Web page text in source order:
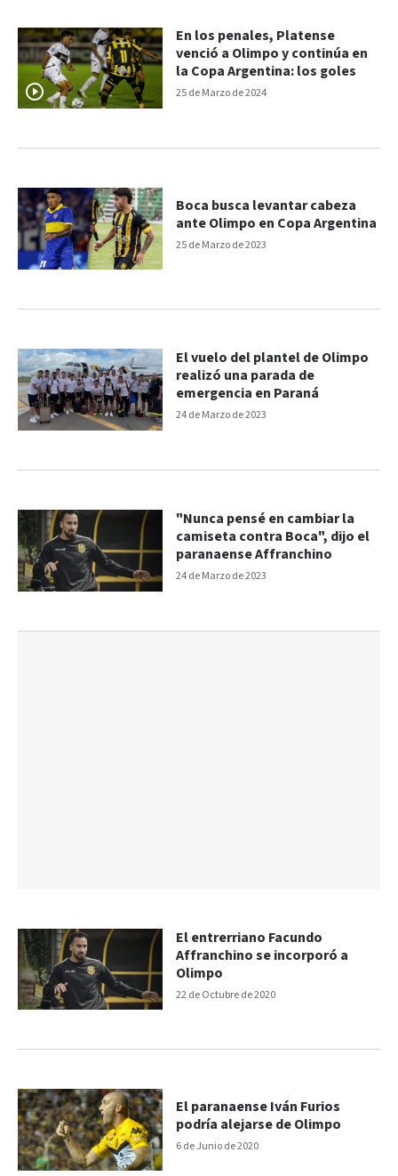
25 de Marzo de 2024
En los penales, Platense
venció a Olimpo y continúa en
la Copa Argentina: los goles
25 de Marzo de 2023
Boca busca levantar cabeza
ante Olimpo en Copa Argentina
24 de Marzo de 2023
El vuelo del plantel de Olimpo
realizó una parada de
emergencia en Paraná
24 de Marzo de 2023
"Nunca pensé en cambiar la
camiseta contra Boca", dijo el
paranaense Affranchino
22 de Octubre de 2020
El entrerriano Facundo
Affranchino se incorporó a
Olimpo
6 de Junio de 2020
El paranaense Iván Furios
podría alejarse de Olimpo